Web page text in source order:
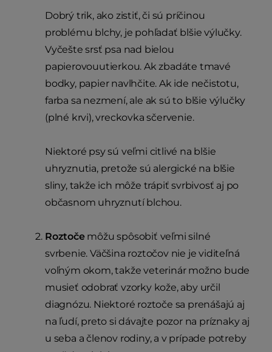
Dobrý trik, ako zistiť, či sú príčinou
problému blchy, je pohľadať blšie výlučky.
Vyčešte srsť psa nad bielou
papierovouutierkou. Ak zbadáte tmavé
bodky, papier navlhčite. Ak ide nečistotu,
farba sa nezmení, ale ak sú to blšie výlučky
(plné krvi), vreckovka sčervenie.
Niektoré psy sú veľmi citlivé na blšie
uhryznutia, pretože sú alergické na blšie
sliny, takže ich môže trápiť svrbivosť aj po
občasnom uhryznutí blchou.
Roztoče môžu spôsobiť veľmi silné
svrbenie. Väčšina roztočov nie je viditeľná
voľným okom, takže veterinár možno bude
musieť odobrať vzorky kože, aby určil
diagnózu. Niektoré roztoče sa prenášajú aj
na ľudí, preto si dávajte pozor na príznaky aj
u seba a členov rodiny, a v prípade potreby